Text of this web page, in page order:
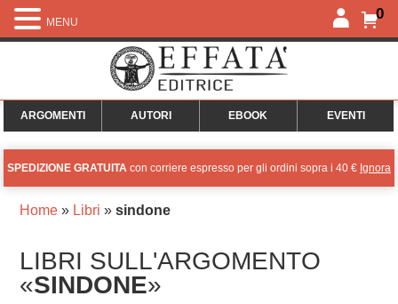
0
ARGOMENTI AUTORI EBOOK EVENTI
SPEDIZIONE GRATUITA con corriere espresso per gli ordini sopra i 40 € Ignora
Home» Libri » sindone
LIBRI SULL'ARGOMENTO
«SINDONE»
MENU